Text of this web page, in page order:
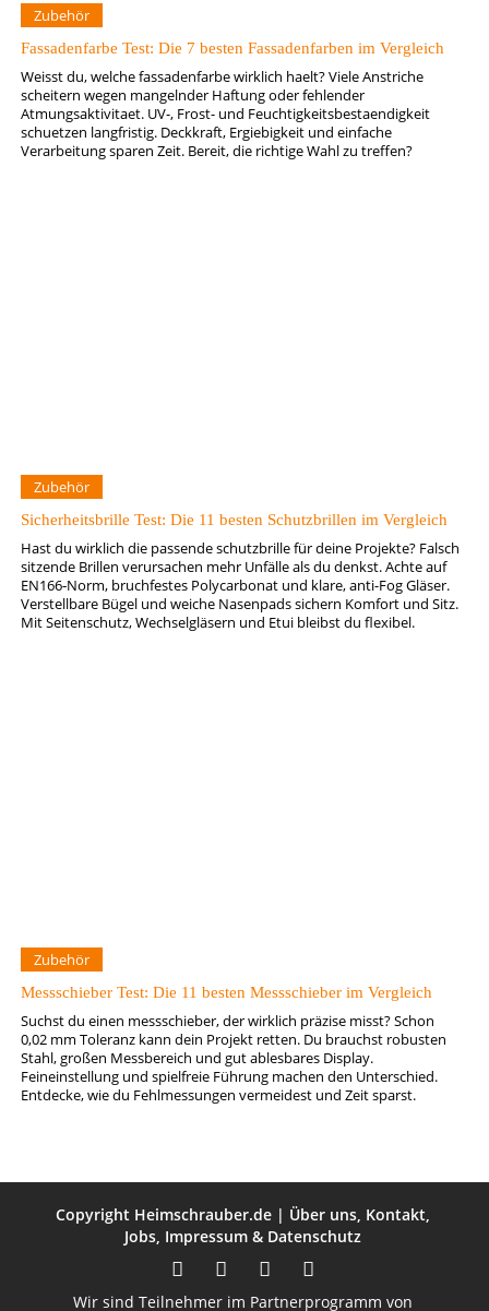
Zubehör
Fassadenfarbe Test: Die 7 besten Fassadenfarben im Vergleich
Weisst du, welche fassadenfarbe wirklich haelt? Viele Anstriche
scheitern wegen mangelnder Haftung oder fehlender
Atmungsaktivitaet. UV-, Frost- und Feuchtigkeitsbestaendigkeit
schuetzen langfristig. Deckkraft, Ergiebigkeit und einfache
Verarbeitung sparen Zeit. Bereit, die richtige Wahl zu treffen?
Zubehör
Sicherheitsbrille Test: Die 11 besten Schutzbrillen im Vergleich
Hast du wirklich die passende schutzbrille für deine Projekte? Falsch
sitzende Brillen verursachen mehr Unfälle als du denkst. Achte auf
EN166‑Norm, bruchfestes Polycarbonat und klare, anti-Fog Gläser.
Verstellbare Bügel und weiche Nasenpads sichern Komfort und Sitz.
Mit Seitenschutz, Wechselgläsern und Etui bleibst du flexibel.
Zubehör
Messschieber Test: Die 11 besten Messschieber im Vergleich
Suchst du einen messschieber, der wirklich präzise misst? Schon
0,02 mm Toleranz kann dein Projekt retten. Du brauchst robusten
Stahl, großen Messbereich und gut ablesbares Display.
Feineinstellung und spielfreie Führung machen den Unterschied.
Entdecke, wie du Fehlmessungen vermeidest und Zeit sparst.
Copyright Heimschrauber.de | Über uns, Kontakt,
Jobs, Impressum & Datenschutz
Wir sind Teilnehmer im Partnerprogramm von